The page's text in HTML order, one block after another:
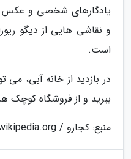
یادگارهای شخصی و عکس
و نقاشی هایی از دیگو
است.
در بازدید از خانه آبی، می
ببرید و از فروشگاه کوچک
منبع: کجارو / lonelyplanet / en.wikipedia.org